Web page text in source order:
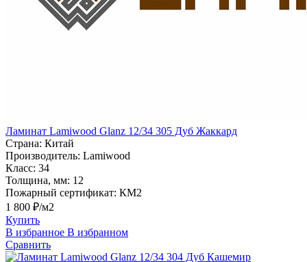
Ламинат Lamiwood Glanz 12/34 305 Дуб Жаккард
Страна: Китай
Производитель: Lamiwood
Класс: 34
Толщина, мм: 12
Пожарный сертификат: КМ2
1 800 ₽/м2
Купить
В избранное В избранном
Сравнить